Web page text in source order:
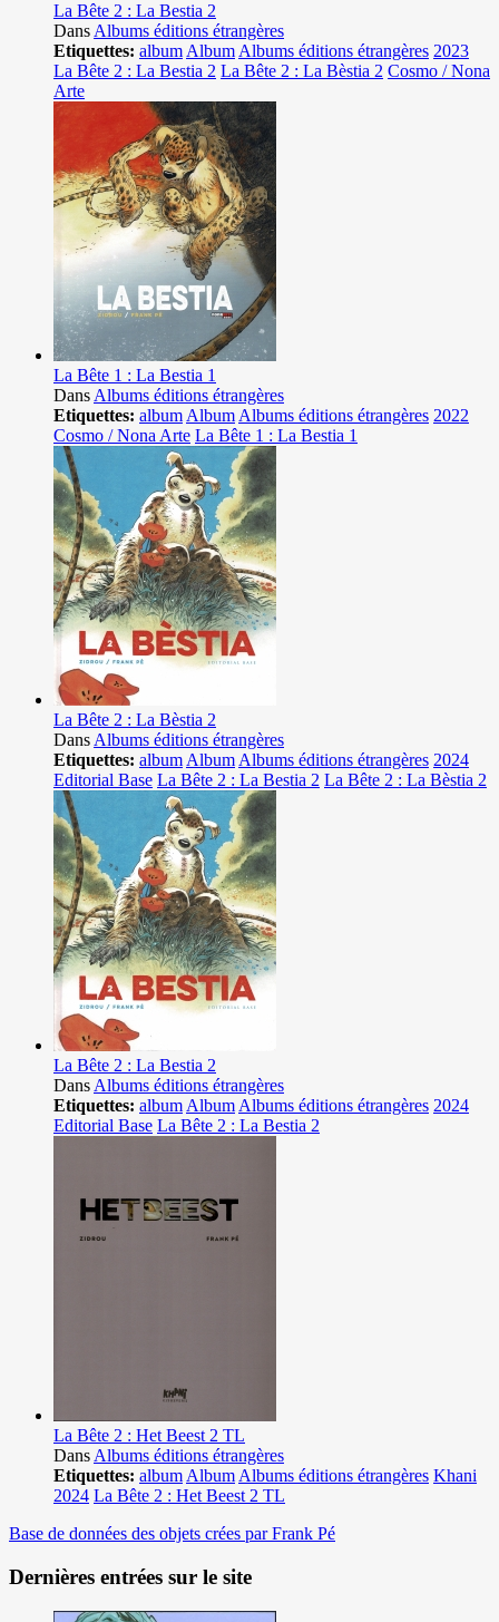
La Bête 2 : La Bestia 2
Dans Albums éditions étrangères
Etiquettes: album Album Albums éditions étrangères 2023
La Bête 2 : La Bestia 2 La Bête 2 : La Bèstia 2 Cosmo / Nona
Arte
La Bête 1 : La Bestia 1
Dans Albums éditions étrangères
Etiquettes: album Album Albums éditions étrangères 2022
Cosmo / Nona Arte La Bête 1 : La Bestia 1
La Bête 2 : La Bèstia 2
Dans Albums éditions étrangères
Etiquettes: album Album Albums éditions étrangères 2024
Editorial Base La Bête 2 : La Bestia 2 La Bête 2 : La Bèstia 2
La Bête 2 : La Bestia 2
Dans Albums éditions étrangères
Etiquettes: album Album Albums éditions étrangères 2024
Editorial Base La Bête 2 : La Bestia 2
La Bête 2 : Het Beest 2 TL
Dans Albums éditions étrangères
Etiquettes: album Album Albums éditions étrangères Khani
2024 La Bête 2 : Het Beest 2 TL
Base de données des objets crées par Frank Pé
Dernières entrées sur le site